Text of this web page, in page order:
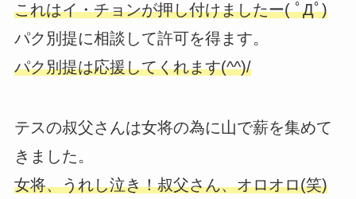
これはイ・チョンが押し付けましたー( ﾟДﾟ)
パク別提に相談して許可を得ます。
パク別提は応援してくれます(^^)/
テスの叔父さんは女将の為に山で薪を集めて
きました。
女将、うれし泣き！叔父さん、オロオロ(笑)